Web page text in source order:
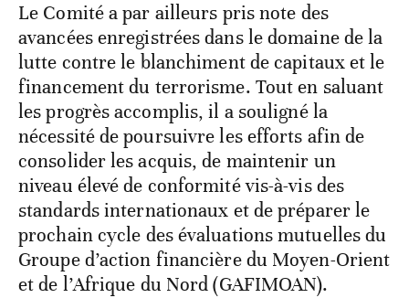
Le Comité a par ailleurs pris note des
avancées enregistrées dans le domaine de la
lutte contre le blanchiment de capitaux et le
financement du terrorisme. Tout en saluant
les progrès accomplis, il a souligné la
nécessité de poursuivre les efforts afin de
consolider les acquis, de maintenir un
niveau élevé de conformité vis-à-vis des
standards internationaux et de préparer le
prochain cycle des évaluations mutuelles du
Groupe d’action financière du Moyen-Orient
et de l’Afrique du Nord (GAFIMOAN).